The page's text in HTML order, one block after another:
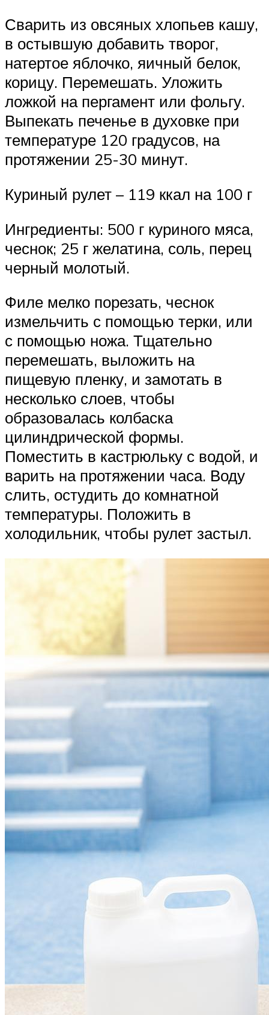
Сварить из овсяных хлопьев кашу,
в остывшую добавить творог,
натертое яблочко, яичный белок,
корицу. Перемешать. Уложить
ложкой на пергамент или фольгу.
Выпекать печенье в духовке при
температуре 120 градусов, на
протяжении 25-30 минут.
Куриный рулет – 119 ккал на 100 г
Ингредиенты: 500 г куриного мяса,
чеснок; 25 г желатина, соль, перец
черный молотый.
Филе мелко порезать, чеснок
измельчить с помощью терки, или
с помощью ножа. Тщательно
перемешать, выложить на
пищевую пленку, и замотать в
несколько слоев, чтобы
образовалась колбаска
цилиндрической формы.
Поместить в кастрюльку с водой, и
варить на протяжении часа. Воду
слить, остудить до комнатной
температуры. Положить в
холодильник, чтобы рулет застыл.